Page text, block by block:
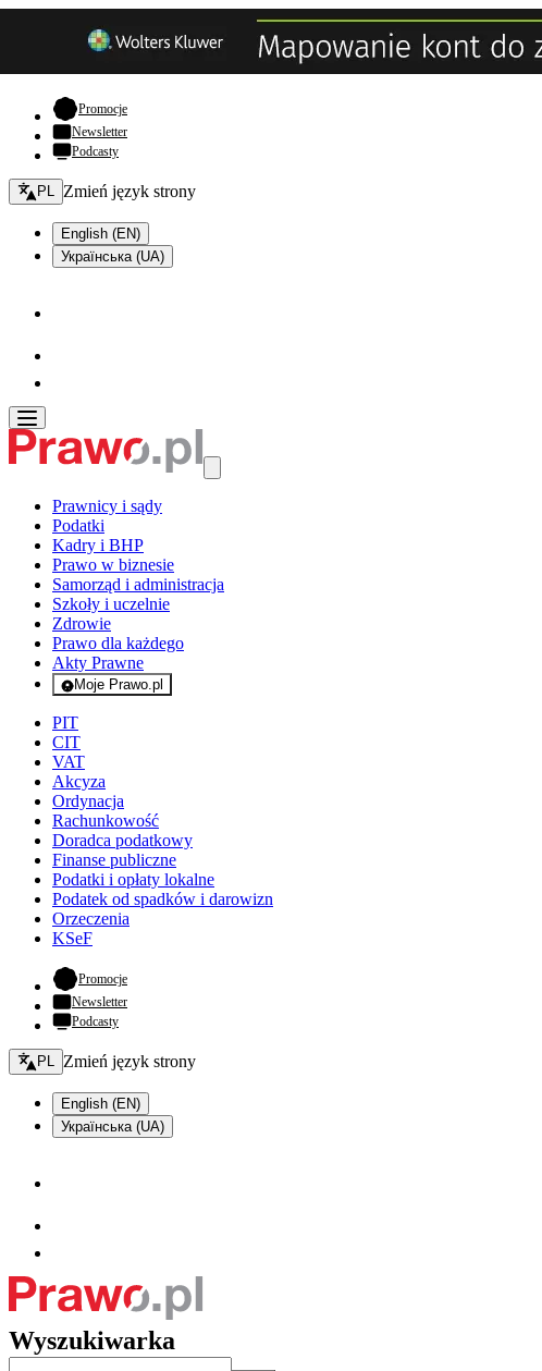
Promocje- otwiera się w nowej karcie
Newsletter
Podcasty
Zmień język - bieżący:
PL Zmień język strony
English (EN)
Українська (UA)
Prawnicy i sądy
Podatki
Kadry i BHP
Prawo w biznesie
Samorząd i administracja
Szkoły i uczelnie
Zdrowie
Prawo dla każdego
Akty Prawne
Moje Prawo.pl
- rejestracja i logowanie do serwisu
PIT
CIT
VAT
Akcyza
Ordynacja
Rachunkowość
Doradca podatkowy
Finanse publiczne
Podatki i opłaty lokalne
Podatek od spadków i darowizn
Orzeczenia
KSeF
Promocje- otwiera się w nowej karcie
Newsletter
Podcasty
Zmień język - bieżący:
PL Zmień język strony
English (EN)
Українська (UA)
Wyszukiwarka